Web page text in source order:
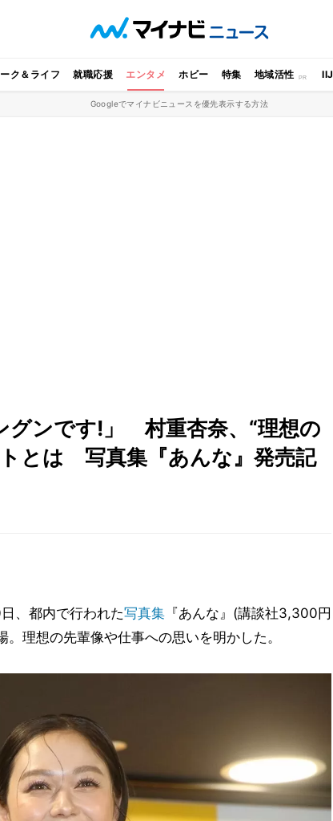
ク＆ライフ 就職応援 エンタメ ホビー 特集 地域活性 IIJ
Googleでマイナビニュースを優先表示する方法
グンです!」 村重杏奈、“理想の
とは 写真集『あんな』発売記
、都内で行われた写真集 『あんな』(講談社3,300円
理想の先輩像や仕事への思いを明かした。